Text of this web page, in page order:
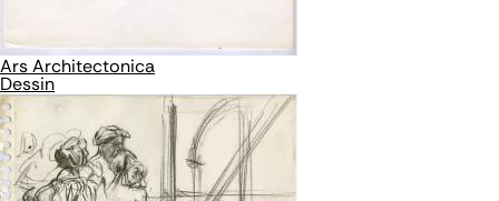
Ars Architectonica
Dessin